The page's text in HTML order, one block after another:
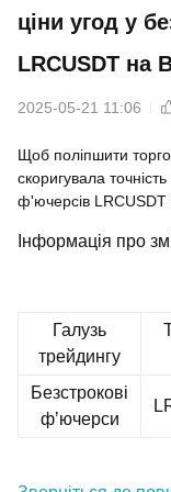
ціни угод у
LRCUSDT на
2025-05-21 11:06
Щоб поліпшити
скоригувала
ф'ючерсів LRCUSDT
Інформація про
Галузь
трейдингу
Безстрокові
фʼючерси